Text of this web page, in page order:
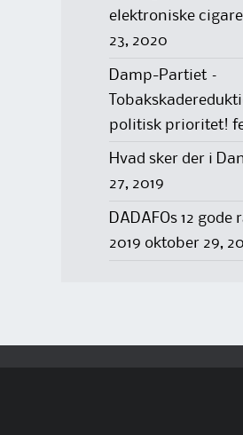
elektroniske
23, 2020
Damp-Partiet –
politisk prioritet!
Hvad sker der i
27, 2019
DADAFOs 12
2019 oktober 29,